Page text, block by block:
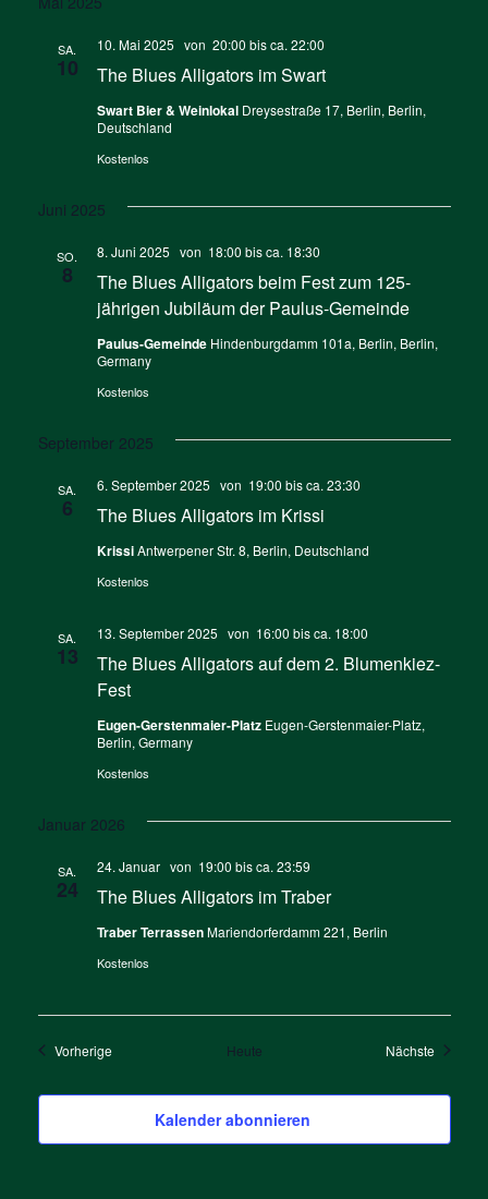
SA.
10 The Blues Alligators im Swart
10. Mai 2025 von 20:00 bis ca. 22:00
Swart Bier & Weinlokal Dreysestraße 17, Berlin, Berlin,
Deutschland
Kostenlos
Juni 2025
SO.
8
The Blues Alligators beim Fest zum 125-
jährigen Jubiläum der Paulus-Gemeinde
8. Juni 2025 von 18:00 bis ca. 18:30
Paulus-Gemeinde Hindenburgdamm 101a, Berlin, Berlin,
Germany
Kostenlos
September 2025
SA.
6 The Blues Alligators im Krissi
6. September 2025 von 19:00 bis ca. 23:30
KrissiAntwerpener Str. 8, Berlin, Deutschland
Kostenlos
SA.
13
The Blues Alligators auf dem 2. Blumenkiez-
Fest
13. September 2025 von 16:00 bis ca. 18:00
Eugen-Gerstenmaier-Platz Eugen-Gerstenmaier-Platz,
Berlin, Germany
Kostenlos
Januar 2026
SA.
24 The Blues Alligators im Traber
24. Januar von 19:00 bis ca. 23:59
Traber TerrassenMariendorferdamm 221, Berlin
Kostenlos
VorherigeVeranstaltungen Heute Nächste
Kalender abonnieren